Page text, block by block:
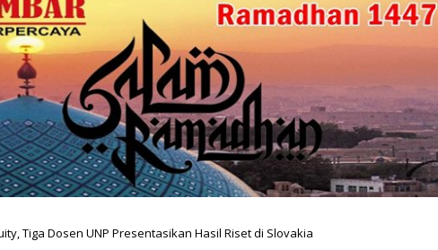
Tiga Dosen UNP Presentasikan Hasil Riset di Slovakia